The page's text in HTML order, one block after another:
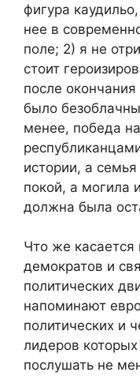
фигура
нее в
поле; 2) я не
стоит
после
было
менее, победа
истории, а
покой, а могила
должна была
Что же касается
демократов и
политических
напоминают
политических и
лидеров
послушать не